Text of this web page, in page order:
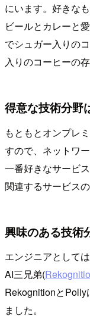
にいます。好きな
ビールとカレーと
でシュガー入りの
入りのコーヒーの
得意な技術分野
もともとオンプレ
すので、ネットワ
一番好きなサービ
関連するサービス
興味のある技術
エンジニアとして
AI三兄弟(
RekognitionとPolly
ました。